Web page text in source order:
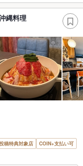
縄料理
稿特典対象店
COIN+支払い可